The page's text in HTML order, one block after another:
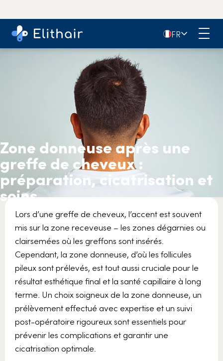
🇫🇷FR
Zone donneuse après une
greffe de cheveux :
préparation, cicatrisation et
soins
Lors d’une greffe de cheveux, l’accent est souvent
mis sur la zone receveuse – les zones dégarnies ou
clairsemées où les greffons sont insérés.
Cependant, la zone donneuse, d’où les follicules
pileux sont prélevés, est tout aussi cruciale pour le
résultat esthétique final et la santé capillaire à long
terme. Un choix soigneux de la zone donneuse, un
prélèvement effectué avec expertise et un suivi
post-opératoire rigoureux sont essentiels pour
prévenir les complications et garantir une
cicatrisation optimale.